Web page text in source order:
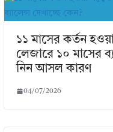
১১ মাসের কর্তন
লেজারে ১০ মাসের
নিন আসল কারণ
04/07/2026